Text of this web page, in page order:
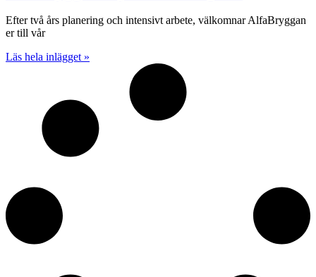
Efter två års planering och intensivt arbete, välkomnar AlfaBryggan
er till vår
Läs hela inlägget »